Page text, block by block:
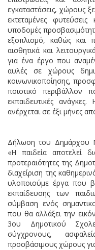
εγκαταστάσεις, χώρους
εκτεταμένες
υποδομές
εξοπλισμό, καθώς και
αισθητικά και
για ένα έργο που
αυλές σε χώρους
κοινωνικοποίησης,
ποιοτικό περιβάλλον
εκπαιδευτικές
ανέρχεται σε έξι μήνες
Δήλωση του Δημάρχου
«Η παιδεία αποτελεί
προτεραιότητες της
διαχείριση της
υλοποιούμε έργα που
εκπαίδευσης των
σύμβαση ενός
που θα αλλάξει την
3ου Δημοτικού
σύγχρονους,
προσβάσιμους χώρους